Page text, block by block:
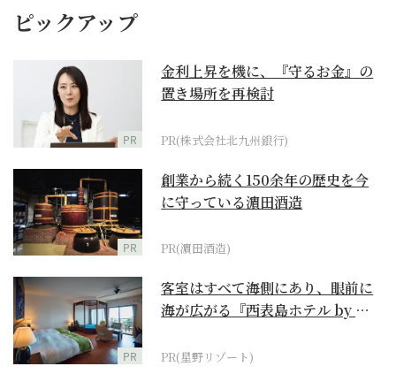
ピックアップ
PR
金利上昇を機に、『守るお金』の
置き場所を再検討
PR(株式会社北九州銀行)
PR
創業から続く150余年の歴史を今
に守っている濵田酒造
PR(濵田酒造)
PR
客室はすべて海側にあり、眼前に
海が広がる『西表島ホテル by 星
PR(星野リゾート)